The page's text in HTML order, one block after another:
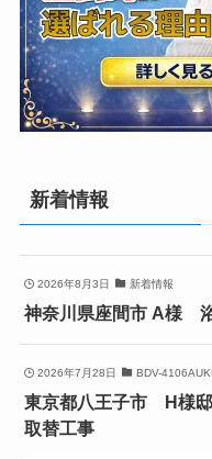
新着情報
2026年8月3日 新着情報
神奈川県座間市 A様
2026年7月28日 BDV-
東京都八王子市 H様
取替工事